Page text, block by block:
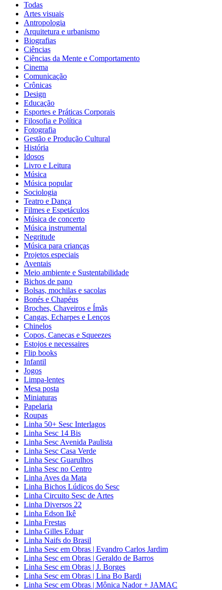
Todas
Artes visuais
Antropologia
Arquitetura e urbanismo
Biografias
Ciências
Ciências da Mente e Comportamento
Cinema
Comunicação
Crônicas
Design
Educação
Esportes e Práticas Corporais
Filosofia e Política
Fotografia
Gestão e Produção Cultural
História
Idosos
Livro e Leitura
Música
Música popular
Sociologia
Teatro e Dança
Filmes e Espetáculos
Música de concerto
Música instrumental
Negritude
Música para crianças
Projetos especiais
Aventais
Meio ambiente e Sustentabilidade
Bichos de pano
Bolsas, mochilas e sacolas
Bonés e Chapéus
Broches, Chaveiros e Ímãs
Cangas, Echarpes e Lenços
Chinelos
Copos, Canecas e Squeezes
Estojos e necessaires
Flip books
Infantil
Jogos
Limpa-lentes
Mesa posta
Miniaturas
Papelaria
Roupas
Linha 50+ Sesc Interlagos
Linha Sesc 14 Bis
Linha Sesc Avenida Paulista
Linha Sesc Casa Verde
Linha Sesc Guarulhos
Linha Sesc no Centro
Linha Aves da Mata
Linha Bichos Lúdicos do Sesc
Linha Circuito Sesc de Artes
Linha Diversos 22
Linha Edson Ikê
Linha Frestas
Linha Gilles Eduar
Linha Naifs do Brasil
Linha Sesc em Obras | Evandro Carlos Jardim
Linha Sesc em Obras | Geraldo de Barros
Linha Sesc em Obras | J. Borges
Linha Sesc em Obras | Lina Bo Bardi
Linha Sesc em Obras | Mônica Nador + JAMAC